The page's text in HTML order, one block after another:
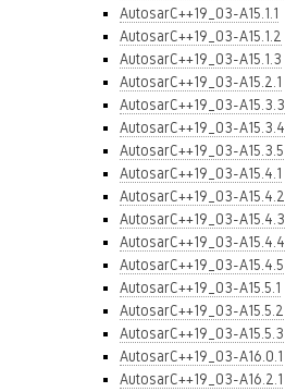
AutosarC++19_03-A15.1.1
AutosarC++19_03-A15.1.2
AutosarC++19_03-A15.1.3
AutosarC++19_03-A15.2.1
AutosarC++19_03-A15.3.3
AutosarC++19_03-A15.3.4
AutosarC++19_03-A15.3.5
AutosarC++19_03-A15.4.1
AutosarC++19_03-A15.4.2
AutosarC++19_03-A15.4.3
AutosarC++19_03-A15.4.4
AutosarC++19_03-A15.4.5
AutosarC++19_03-A15.5.1
AutosarC++19_03-A15.5.2
AutosarC++19_03-A15.5.3
AutosarC++19_03-A16.0.1
AutosarC++19_03-A16.2.1